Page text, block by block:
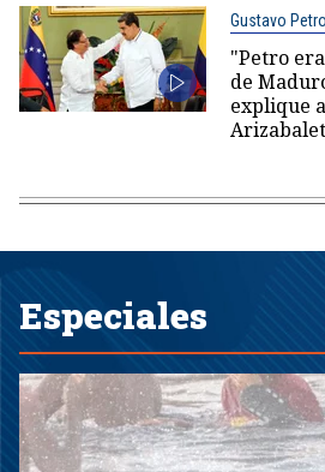
Gustavo Petro
"Petro
de
explique
Especiales